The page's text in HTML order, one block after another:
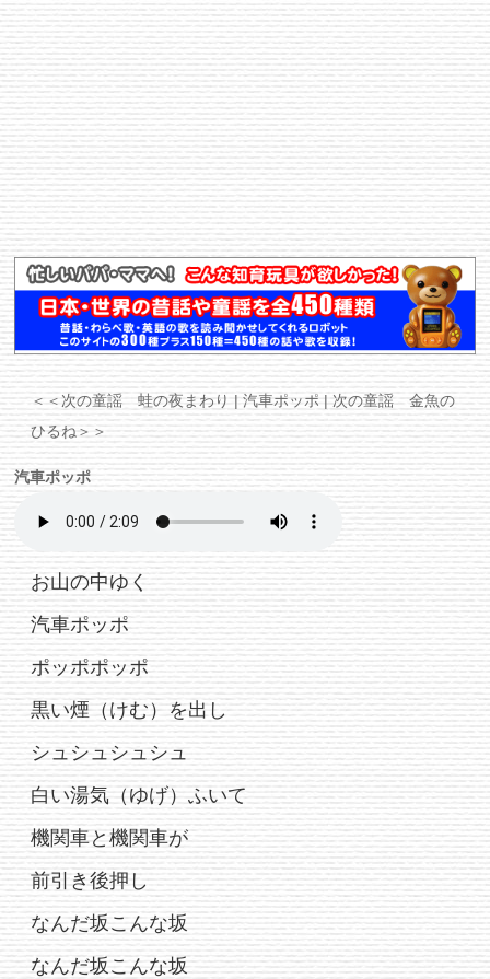
＜＜次の童謡 蛙の夜まわり | 汽車ポッポ | 次の童謡 金魚の
ひるね＞＞
汽車ポッポ
お山の中ゆく
汽車ポッポ
ポッポポッポ
黒い煙（けむ）を出し
シュシュシュシュ
白い湯気（ゆげ）ふいて
機関車と機関車が
前引き後押し
なんだ坂こんな坂
なんだ坂こんな坂